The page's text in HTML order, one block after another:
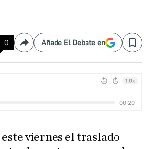
0 CompartirAñade El Debate en Save
viernes el traslado